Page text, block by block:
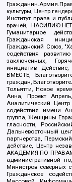
культуры, Центр
Институт права и
врачей,
Гуманитарное
Гражданская
Гражданский Союз,
содействия
заключенных,
инициатив
ВМЕСТЕ,
граждан,
Тольятти, Новое
Анна, Проект
Аналитический
содействия имени
группа, Женщины
гласности,
Дальневосточный
партнерства,
действие, Центр
АКАДЕМИЯ ПО ПРАВАМ
административной
Министров северных
Гражданское